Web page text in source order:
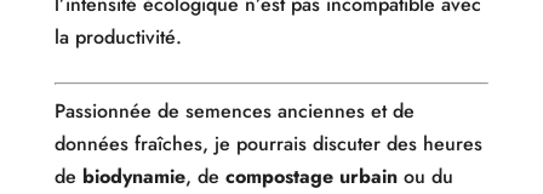
la productivité.
Passionnée de semences anciennes et de
données fraîches, je pourrais discuter des heures
de biodynamie, de compostage urbainou du